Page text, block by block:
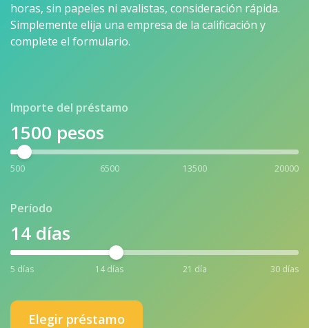
horas, sin papeles ni avalistas, consideración rápida.
Simplemente elija una empresa de la calificación y
complete el formulario.
Importe del préstamo
1500 pesos
500 6500 13500 20000
Período
14 días
5 días 14 días 21 día 30 días
Elegir préstamo